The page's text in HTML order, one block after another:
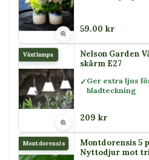
59.00 kr
Växtlampa
Nelson Garden
skärm E27
Ger extra ljus
bladteckning
209 kr
Montdorensis
Montdorensis 5
Nyttodjur mot